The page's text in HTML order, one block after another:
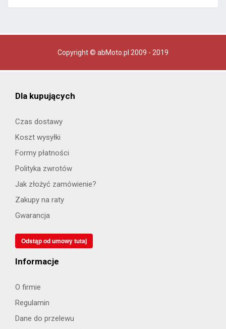
Copyright © abMoto.pl 2009 - 2019
Dla kupujących
Czas dostawy
Koszt wysyłki
Formy płatności
Polityka zwrotów
Jak złożyć zamówienie?
Zakupy na raty
Gwarancja
Odstąp od umowy tutaj
Informacje
O firmie
Regulamin
Dane do przelewu